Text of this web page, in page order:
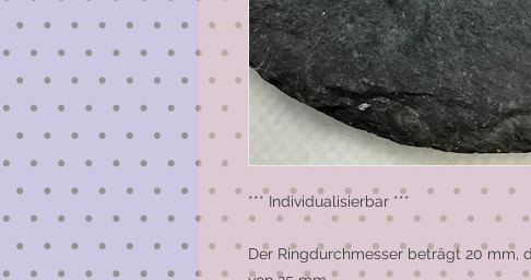
*** Individualisierbar ***
Der Ringdurchmesser beträgt 20 mm,